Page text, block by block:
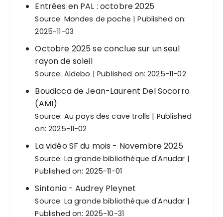
Entrées en PAL : octobre 2025
Source: Mondes de poche
Published on:
2025-11-03
Octobre 2025 se conclue sur un seul
rayon de soleil
Source: Aldebo Published on: 2025-11-02
Boudicca de Jean-Laurent Del Socorro
(AMI)
Source: Au pays des cave trolls
Published
on: 2025-11-02
La vidéo SF du mois - Novembre 2025
Source: La grande bibliothèque d'Anudar
Published on: 2025-11-01
Sintonia - Audrey Pleynet
Source: La grande bibliothèque d'Anudar
Published on: 2025-10-31